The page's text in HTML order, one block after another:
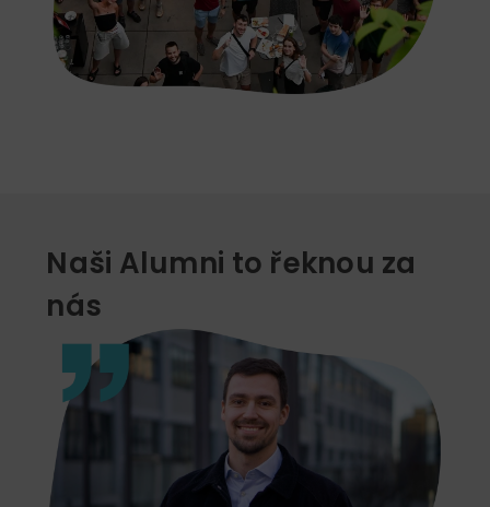
Naši Alumni to řeknou za
nás